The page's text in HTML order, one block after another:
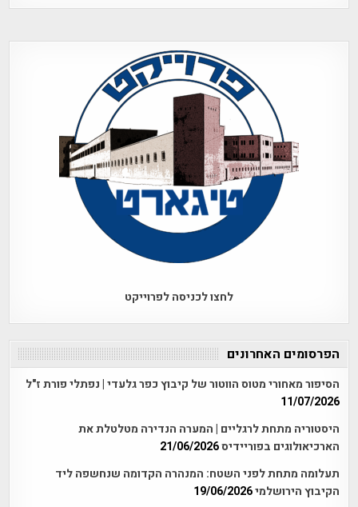
לחצו לכניסה לפרוייקט
הפרסומים האחרונים
הסיפור מאחורי מטוס הווטור של קיבוץ כפר גלעדי | נפתלי פורת ז"ל
11/07/2026
היסטוריה מתחת לרגליים | המערה הנדירה מטלטלת את
הארכיאולוגים בפוריידיס21/06/2026
תעלומה מתחת לפני השטח: המנהרה הקדומה שנחשפה ליד
הקיבוץ הירושלמי19/06/2026